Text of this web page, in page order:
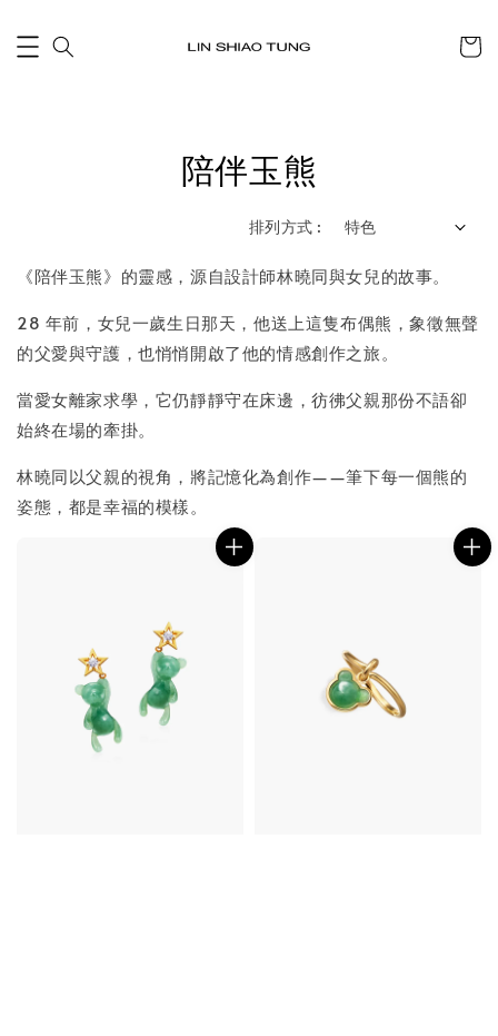
陪伴玉熊
排列方式 :
《陪伴玉熊》的靈感，源自設計師林曉同與女兒的故事。
28 年前，女兒一歲生日那天，他送上這隻布偶熊，象徵無聲
的父愛與守護，也悄悄開啟了他的情感創作之旅。
當愛女離家求學，它仍靜靜守在床邊，彷彿父親那份不語卻
始終在場的牽掛。
林曉同以父親的視角，將記憶化為創作——筆下每一個熊的
姿態，都是幸福的模樣。